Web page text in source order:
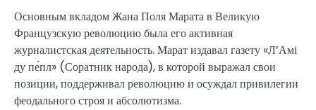
Основным вкладом Жана Поля Марата в Великую
Французскую революцию была его активная
журналистская деятельность. Марат издавал газету «Л’Амі
ду пе́пл» (Соратник народа), в которой выражал свои
позиции, поддерживал революцию и осуждал привилегии
феодального строя и абсолютизма.